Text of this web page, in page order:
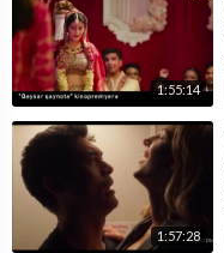
1:55:14
1:57:28